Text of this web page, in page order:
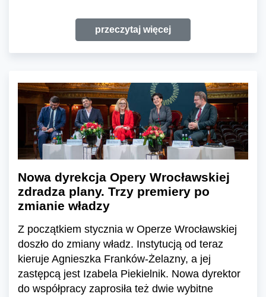
przeczytaj więcej
Nowa dyrekcja Opery Wrocławskiej
zdradza plany. Trzy premiery po
zmianie władzy
Z początkiem stycznia w Operze Wrocławskiej
doszło do zmiany władz. Instytucją od teraz
kieruje Agnieszka Franków-Żelazny, a jej
zastępcą jest Izabela Piekielnik. Nowa dyrektor
do współpracy zaprosiła też dwie wybitne